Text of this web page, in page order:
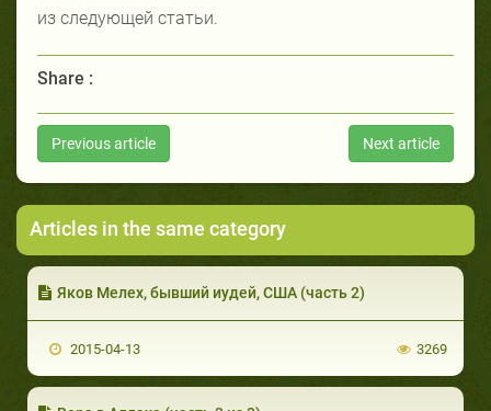
из следующей статьи.
Share :
Previous article Next article
Articles in the same category
Яков Мелех, бывший иудей, США (часть 2)
2015-04-13 3269